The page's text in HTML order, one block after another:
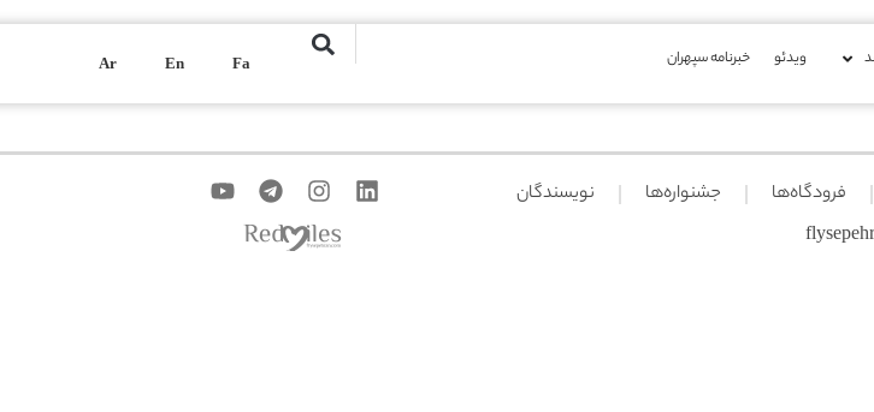
ویدئو خبرنامه سپهران Fa
En
Ar
فرودگاه‌ها جشنواره‌ها
نویسندگان